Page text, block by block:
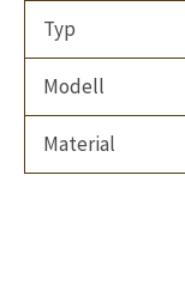
Typ
Modell
Material